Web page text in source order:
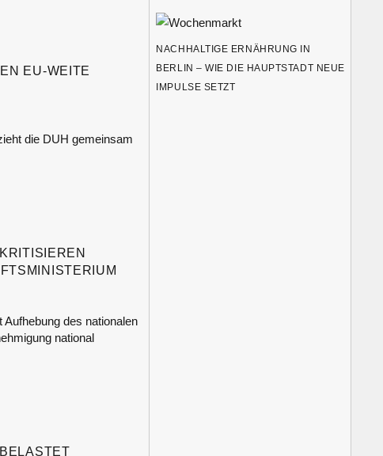
EU-WEITE
die DUH gemeinsam
des nationalen
national
NACHHALTIGE ERNÄHRUNG IN
BERLIN – WIE DIE HAUPTSTADT NEUE
IMPULSE SETZT